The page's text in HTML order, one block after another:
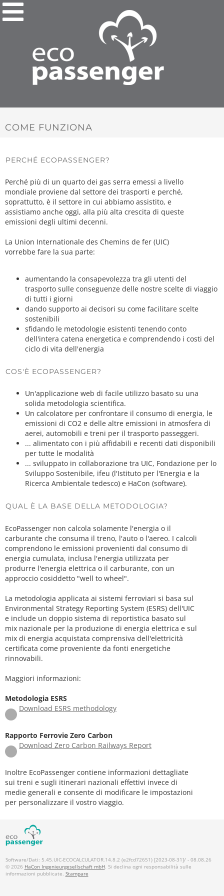
COME FUNZIONA
PERCHÉ ECOPASSENGER?
Perché più di un quarto dei gas serra emessi a livello
mondiale proviene dal settore dei trasporti e perché,
soprattutto, è il settore in cui abbiamo assistito, e
assistiamo anche oggi, alla più alta crescita di queste
emissioni degli ultimi decenni.
La Union Internationale des Chemins de fer (UIC)
vorrebbe fare la sua parte:
aumentando la consapevolezza tra gli utenti del
trasporto sulle conseguenze delle nostre scelte di viaggio
di tutti i giorni
dando supporto ai decisori su come facilitare scelte
sostenibili
sfidando le metodologie esistenti tenendo conto
dell'intera catena energetica e comprendendo i costi del
ciclo di vita dell'energia
COS'È ECOPASSENGER?
Un'applicazione web di facile utilizzo basato su una
solida metodologia scientifica.
Un calcolatore per confrontare il consumo di energia, le
emissioni di CO2 e delle altre emissioni in atmosfera di
aerei, automobili e treni per il trasporto passeggeri.
... alimentato con i più affidabili e recenti dati disponibili
per tutte le modalità
... sviluppato in collaborazione tra UIC, Fondazione per lo
Sviluppo Sostenibile, ifeu (l'Istituto per l'Energia e la
Ricerca Ambientale tedesco) e HaCon (software).
QUAL È LA BASE DELLA METODOLOGIA?
EcoPassenger non calcola solamente l'energia o il
carburante che consuma il treno, l'auto o l'aereo. I calcoli
comprendono le emissioni provenienti dal consumo di
energia cumulata, inclusa l'energia utilizzata per
produrre l'energia elettrica o il carburante, con un
approccio cosiddetto "well to wheel".
La metodologia applicata ai sistemi ferroviari si basa sul
Environmental Strategy Reporting System (ESRS) dell'UIC
e include un doppio sistema di reportistica basato sul
mix nazionale per la produzione di energia elettrica e sul
mix di energia acquistata comprensiva dell'elettricità
certificata come proveniente da fonti energetiche
rinnovabili.
Maggiori informazioni:
Metodologia ESRS
Download ESRS methodology
Rapporto Ferrovie Zero Carbon
Download Zero Carbon Railways Report
Inoltre EcoPassenger contiene informazioni dettagliate
sui treni e sugli itinerari nazionali effettivi invece di
medie generali e consente di modificare le impostazioni
per personalizzare il vostro viaggio.
Software/Dati: 5.45.UIC-ECOCALCULATOR.14.8.2 (e2fcd72651) [2023-08-31]/ - 08.08.26
© 2026 HaCon Ingenieurgesellschaft mbH. Si declina ogni responsabilità sulle
informazioni pubblicate. Stampare